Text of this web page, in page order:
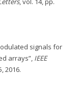
signals for
arrays”, IEEE
2016.